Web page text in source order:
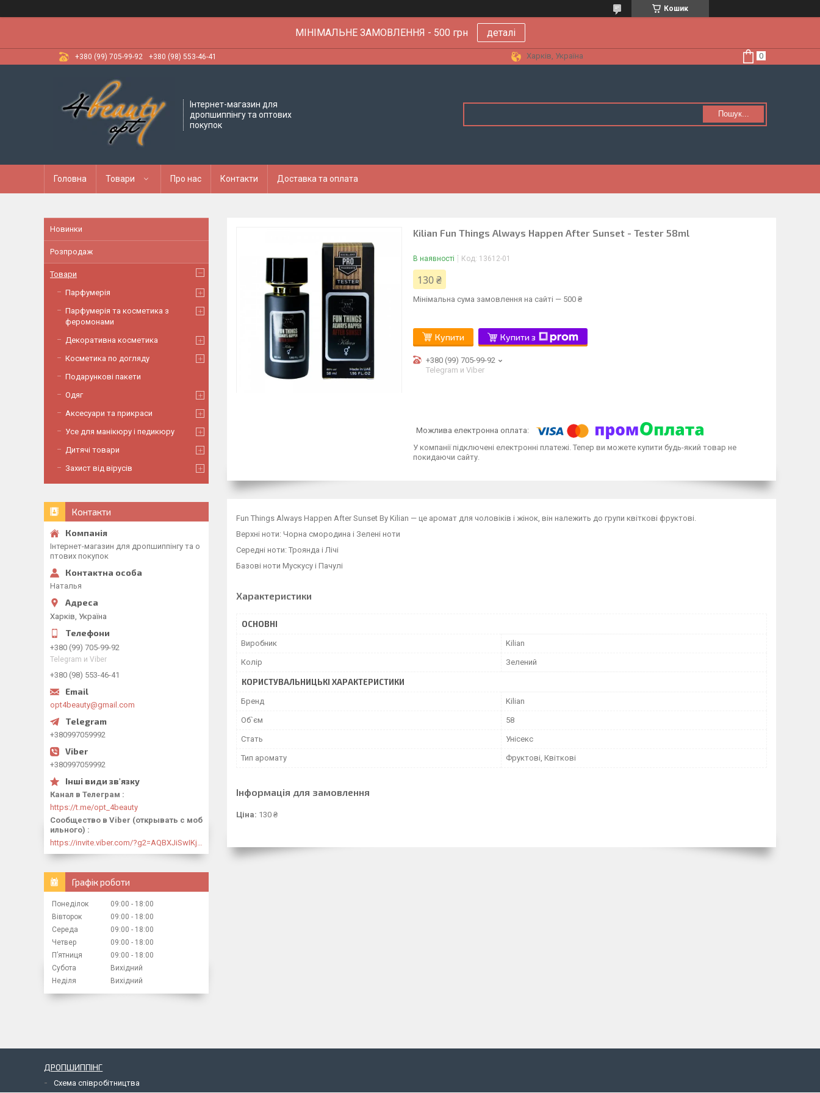
Кошик
МІНІМАЛЬНЕ ЗАМОВЛЕННЯ - 500 грн деталі
+380 (99) 705-99-92 +380 (98) 553-46-41 Харків, Україна
Інтернет-магазин для
дропшиппінгу та оптових
покупок
Пошук...
Головна Товари Про нас Контакти Доставка та оплата
Kilian Fun Things Always Happen After Sunset - Tester 58ml
В наявності Код: 13612-01
130 ₴
Мінімальна сума замовлення на сайті — 500 ₴
Купити Купити з
+380 (99) 705-99-92
Telegram и Viber
У компанії підключені електронні платежі. Тепер ви можете купити будь-який товар не
покидаючи сайту.
Fun Things Always Happen After Sunset By Kilian — це аромат для чоловіків і жінок, він належить до групи квіткові фруктові.
Верхні ноти: Чорна смородина і Зелені ноти
Середні ноти: Троянда і Лічі
Базові ноти Мускусу і Пачулі
Характеристики
ОСНОВНІ
Виробник Kilian
Колір Зелений
КОРИСТУВАЛЬНИЦЬКІ ХАРАКТЕРИСТИКИ
Бренд Kilian
Об`єм 58
Стать Унісекс
Тип аромату Фруктові, Квіткові
Інформація для замовлення
Ціна: 130 ₴
Новинки
Розпродаж
Товари
Парфумерія
Парфумерія та косметика з
феромонами
Декоративна косметика
Косметика по догляду
Подарункові пакети
Одяг
Аксесуари та прикраси
Усе для манікюру і педикюру
Дитячі товари
Захист від вірусів
Контакти
Інтернет-магазин для дропшиппінгу та о
птових покупок
Наталья
Харків, Україна
+380 (99) 705-99-92
Telegram и Viber
+380 (98) 553-46-41
opt4beauty@gmail.com
+380997059992
+380997059992
Канал в Телеграм
https://t.me/opt_4beauty
Сообщество в Viber (открывать с моб
ильного)
Графік роботи
Понеділок 09:00
18:00
Вівторок
09:00
18:00
Середа
09:00
18:00
Четвер
09:00
18:00
Пʼятниця
09:00
18:00
Субота
Вихідний
Неділя
Вихідний
ДРОПШИППІНГ
Схема співробітництва